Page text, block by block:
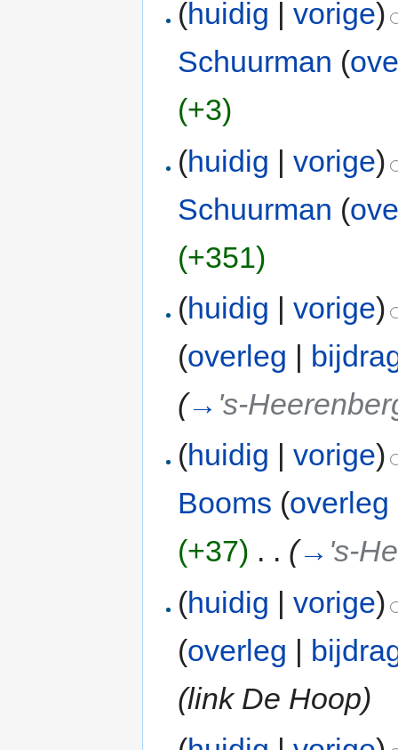
(huidig |vorige)
Schuurman (
(+3)
(huidig |vorige)
Schuurman (
(+351)
(huidig |vorige)
(overleg |
(→ 's-
(huidig |vorige)
Booms (overleg
(+37) . . (→ 's-
(huidig |vorige)
(overleg |
(link De Hoop)